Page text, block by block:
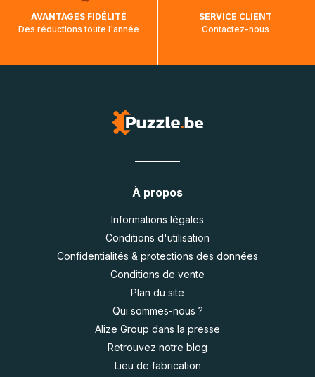
AVANTAGES FIDÉLITÉ
Des réductions toute l'année
SERVICE CLIENT
Contactez-nous
À propos
Informations légales
Conditions d'utilisation
Confidentialités & protections des données
Conditions de vente
Plan du site
Qui sommes-nous ?
Alize Group dans la presse
Retrouvez notre blog
Lieu de fabrication